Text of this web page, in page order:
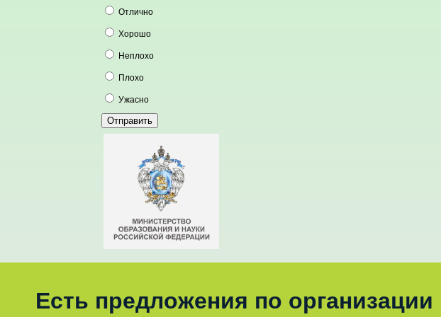
Отлично
Хорошо
Неплохо
Плохо
Ужасно
Есть предложения по организации